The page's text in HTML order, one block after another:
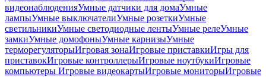
видеонаблюденияУмные датчики для домаУмные
лампыУмные выключателиУмные розеткиУмные
светильникиУмные светодиодные лентыУмные релеУмные
замкиУмные домофоныУмные карнизыУмные
терморегуляторыИгровая зонаИгровые приставкиИгры для
приставокИгровые контроллерыИгровые ноутбукиИгровые
компьютеры Игровые видеокартыИгровые мониторыИгровые